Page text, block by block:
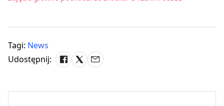
Tagi: News
Udostępnij: